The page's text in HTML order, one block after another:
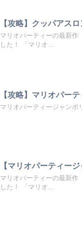
【攻略】クッパアス
マリオパーティーの最新作
した！ 「マリオ...
【攻略】マリオパー
マリオパーティージャンボ
【マリオパーティー
マリオパーティーの最新作
した！ 「マリオ...